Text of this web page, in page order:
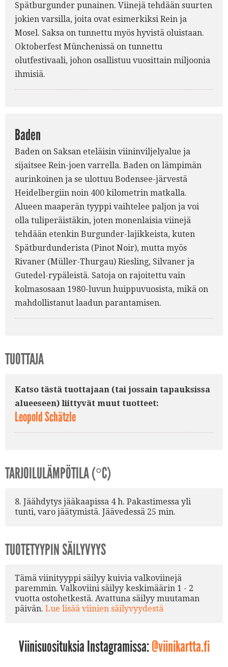
Spätburgunder punainen. Viinejä tehdään suurten
jokien varsilla, joita ovat esimerkiksi Rein ja
Mosel. Saksa on tunnettu myös hyvistä oluistaan.
Oktoberfest Münchenissä on tunnettu
olutfestivaali, johon osallistuu vuosittain miljoonia
ihmisiä.
Baden
Baden on Saksan eteläisin viininviljelyalue ja
sijaitsee Rein-joen varrella. Baden on lämpimän
aurinkoinen ja se ulottuu Bodensee-järvestä
Heidelbergiin noin 400 kilometrin matkalla.
Alueen maaperän tyyppi vaihtelee paljon ja voi
olla tuliperäistäkin, joten monenlaisia viinejä
tehdään etenkin Burgunder-lajikkeista, kuten
Spätburdunderista (Pinot Noir), mutta myös
Rivaner (Müller-Thurgau) Riesling, Silvaner ja
Gutedel-rypäleistä. Satoja on rajoitettu vain
kolmasosaan 1980-luvun huippuvuosista, mikä on
mahdollistanut laadun parantamisen.
TUOTTAJA
Katso tästä tuottajaan (tai jossain tapauksissa
alueeseen) liittyvät muut tuotteet:
Leopold Schätzle
TARJOILULÄMPÖTILA (°C)
8. Jäähdytys jääkaapissa 4 h. Pakastimessa yli
tunti, varo jäätymistä. Jäävedessä 25 min.
TUOTETYYPIN SÄILYVYYS
Tämä viinityyppi säilyy kuivia valkoviinejä
paremmin. Valkoviini säilyy keskimäärin 1 - 2
vuotta ostohetkestä. Avattuna säilyy muutaman
päivän. Lue lisää viinien säilyvyydestä
Viinisuosituksia Instagramissa:@viinikartta.fi